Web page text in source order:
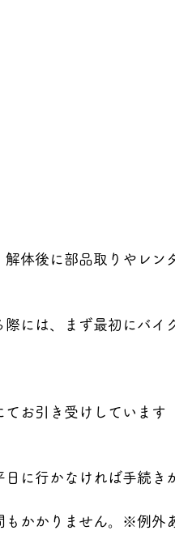
体後に部品取りやレン
には、まず最初にバイ
お引き受けしています
に行かなければ手続き
もかかりません。※例外